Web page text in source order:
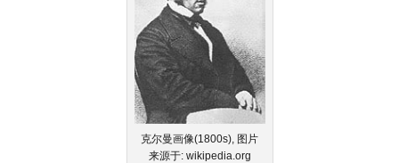
克尔曼画像(1800s), 图片
来源于: wikipedia.org